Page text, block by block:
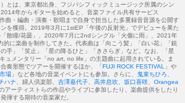
とは、東京都出身、フジパシフィックミュージック所属のシン
年からギターを始めると、音楽ファイル共有サービス
曲・編曲・演奏・歌唱まで自身で担当した多重録音音源を公開す
を獲得。2019年3月に1stEP「午後の反射光」でデビューを果た
散瞳/花曇」、2020年7月に2ndシングル「火傷に雨」、2021年
的に楽曲を制作してきた。代表曲は「向こう髪」「白い花」「銃
手」「笑止」「星の降るひと」「きさらぎ」など。なお、「星
ュメンタリー「no art, no life」の主題曲に起用されている。ま
奏形態でツアーを開催するほか、「FUJI ROCK FESTIVAL
」や
場 」など各地の音楽イベントにも参加。さらに、 鬼束ちひろ
ハナ 、婦人倶楽部、 吉澤嘉代子 高井息吹 坂口喜咲
Orangea
アーティストらの作品やライブに参加したり、楽曲提供をしたり
揮する期待の音楽家だ。